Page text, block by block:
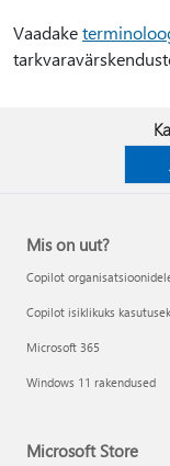
Vaadake
Mis on uut?
Copilot
Copilot isiklikuks
Microsoft 365
Windows 11 rakendused
Microsoft Store